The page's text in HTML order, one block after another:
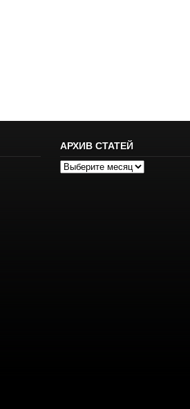
АРХИВ СТАТЕЙ
Архив